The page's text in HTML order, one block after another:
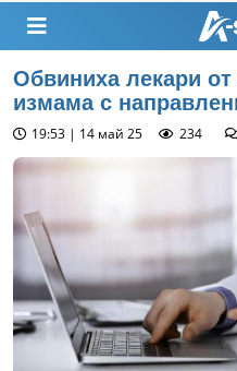
Обвиниха лекари
измама с
19:53 | 14 май 25 234